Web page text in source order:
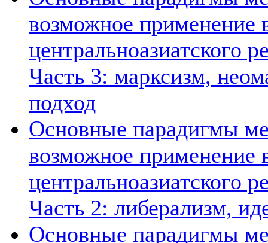
возможное применение
центральноазиатского
Часть 3: марксизм,
подход
Основные парадигмы
возможное применение
центральноазиатского
Часть 2: либерализм,
Основные парадигмы